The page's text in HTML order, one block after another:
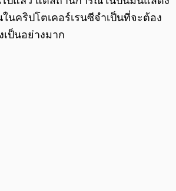
นคริปโตเคอร์เรนซีจำเป็นที่จะต้อง
ป็นอย่างมาก